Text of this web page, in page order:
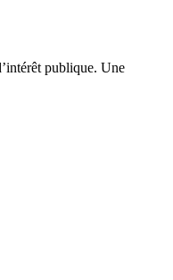
publique. Une